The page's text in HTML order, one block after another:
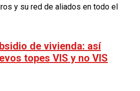
y su red de aliados en todo el
de vivienda: así
topes VIS y no VIS